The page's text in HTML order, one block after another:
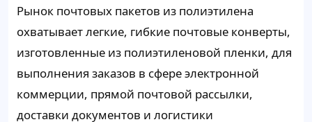
Рынок почтовых пакетов из полиэтилена
охватывает легкие, гибкие почтовые конверты,
изготовленные из полиэтиленовой пленки, для
выполнения заказов в сфере электронной
коммерции, прямой почтовой рассылки,
доставки документов и логистики